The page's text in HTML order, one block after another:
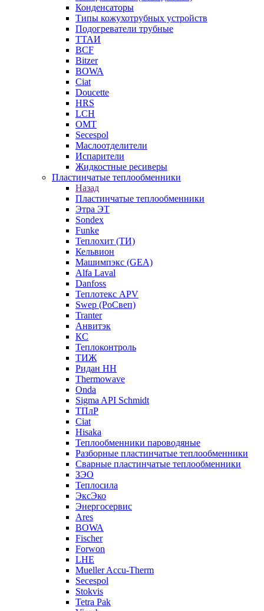
Конденсаторы
Типы кожухотрубных устройств
Подогреватели трубные
ТТАИ
BCF
Bitzer
BOWA
Ciat
Doucette
HRS
LCH
OMT
Secespol
Маслоотделители
Испарители
Жидкостные ресиверы
Пластинчатые теплообменники
Назад
Пластинчатые теплообменники
Этра ЭТ
Sondex
Funke
Теплохит (ТИ)
Кельвион
Машимпэкс (GEA)
Alfa Laval
Danfoss
Теплотекс APV
Swep (РоСвеп)
Tranter
Анвитэк
КС
Теплоконтроль
ТИЖ
Ридан НН
Thermowave
Onda
Sigma API Schmidt
ТПлР
Ciat
Hisaka
Теплообменники пароводяные
Разборные пластинчатые теплообменники
Сварные пластинчатые теплообменники
ЗЭО
Теплосила
ЭксЭко
Энергосервис
Ares
BOWA
Fischer
Forwon
LHE
Mueller Accu-Therm
Secespol
Stokvis
Tetra Pak